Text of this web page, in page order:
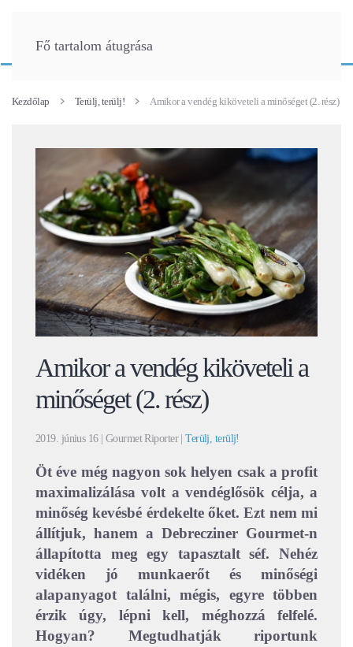
Fő tartalom átugrása
Kezdőlap Terülj, terülj! Amikor a vendég kiköveteli a minőséget (2. rész)
Amikor a vendég kiköveteli a
minőséget (2. rész)
2019. június 16| Gourmet Riporter |Terülj, terülj!
Öt éve még nagyon sok helyen csak a profit
maximalizálása volt a vendéglősök célja, a
minőség kevésbé érdekelte őket. Ezt nem mi
állítjuk, hanem a Debrecziner Gourmet-n
állapította meg egy tapasztalt séf. Nehéz
vidéken jó munkaerőt és minőségi
alapanyagot találni, mégis, egyre többen
érzik úgy, lépni kell, méghozzá felfelé.
Hogyan? Megtudhatják riportunk